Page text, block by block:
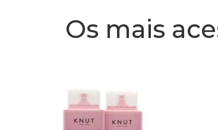
Os mais